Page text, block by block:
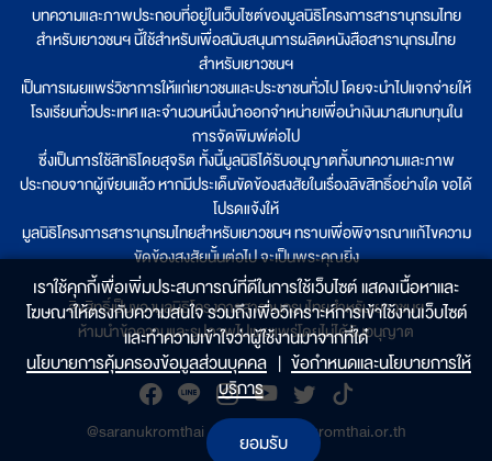
บทความและภาพประกอบที่อยู่ในเว็บไซต์ของมูลนิธิโครงการสารานุกรมไทย
สำหรับเยาวชนฯ นี้ใช้สำหรับเพื่อสนับสนุนการผลิตหนังสือสารานุกรมไทย
สำหรับเยาวชนฯ
เป็นการเผยแพร่วิชาการให้แก่เยาวชนและประชาชนทั่วไป โดยจะนำไปแจกจ่ายให้
โรงเรียนทั่วประเทศ และจำนวนหนึ่งนำออกจำหน่ายเพื่อนำเงินมาสมทบทุนใน
การจัดพิมพ์ต่อไป
ซึ่งเป็นการใช้สิทธิโดยสุจริต ทั้งนี้มูลนิธิได้รับอนุญาตทั้งบทความและภาพ
ประกอบจากผู้เขียนแล้ว หากมีประเด็นขัดข้องสงสัยในเรื่องลิขสิทธิ์อย่างใด ขอได้
โปรดแจ้งให้
มูลนิธิโครงการสารานุกรมไทยสำหรับเยาวชนฯ ทราบเพื่อพิจารณาแก้ไขความ
ขัดข้องสงสัยนั้นต่อไป จะเป็นพระคุณยิ่ง
ลิขสิทธิ์เป็นของมูลนิธิโครงการสารานุกรมไทยสำหรับเยาวชนฯ
ห้ามนำข้อความและรูปภาพไปเผยแพร่โดยไม่ได้รับอนุญาต
@saranukromthai | www.saranukromthai.or.th
เราใช้คุกกี้เพื่อเพิ่มประสบการณ์ที่ดีในการใช้เว็บไซต์ แสดงเนื้อหาและ
โฆษณาให้ตรงกับความสนใจ รวมถึงเพื่อวิเคราะห์การเข้าใช้งานเว็บไซต์
และทำความเข้าใจว่าผู้ใช้งานมาจากที่ใด๋
นโยบายการคุ้มครองข้อมูลส่วนบุคคล | ข้อกำหนดและนโยบายการให้
บริการ
ยอมรับ